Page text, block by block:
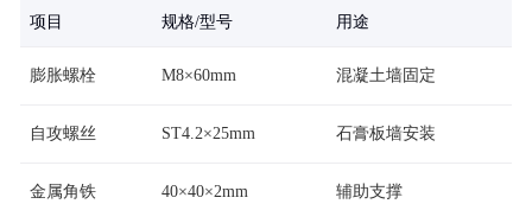
项目 规格/型号 用途
膨胀螺栓 M8×60mm 混凝土墙固定
自攻螺丝 ST4.2×25mm 石膏板墙安装
金属角铁 40×40×2mm 辅助支撑